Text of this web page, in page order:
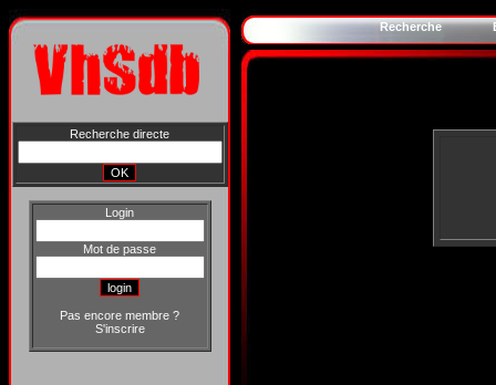
Recherche directe
Login
Mot de passe
Pas encore membre ?
S'inscrire
Recherche